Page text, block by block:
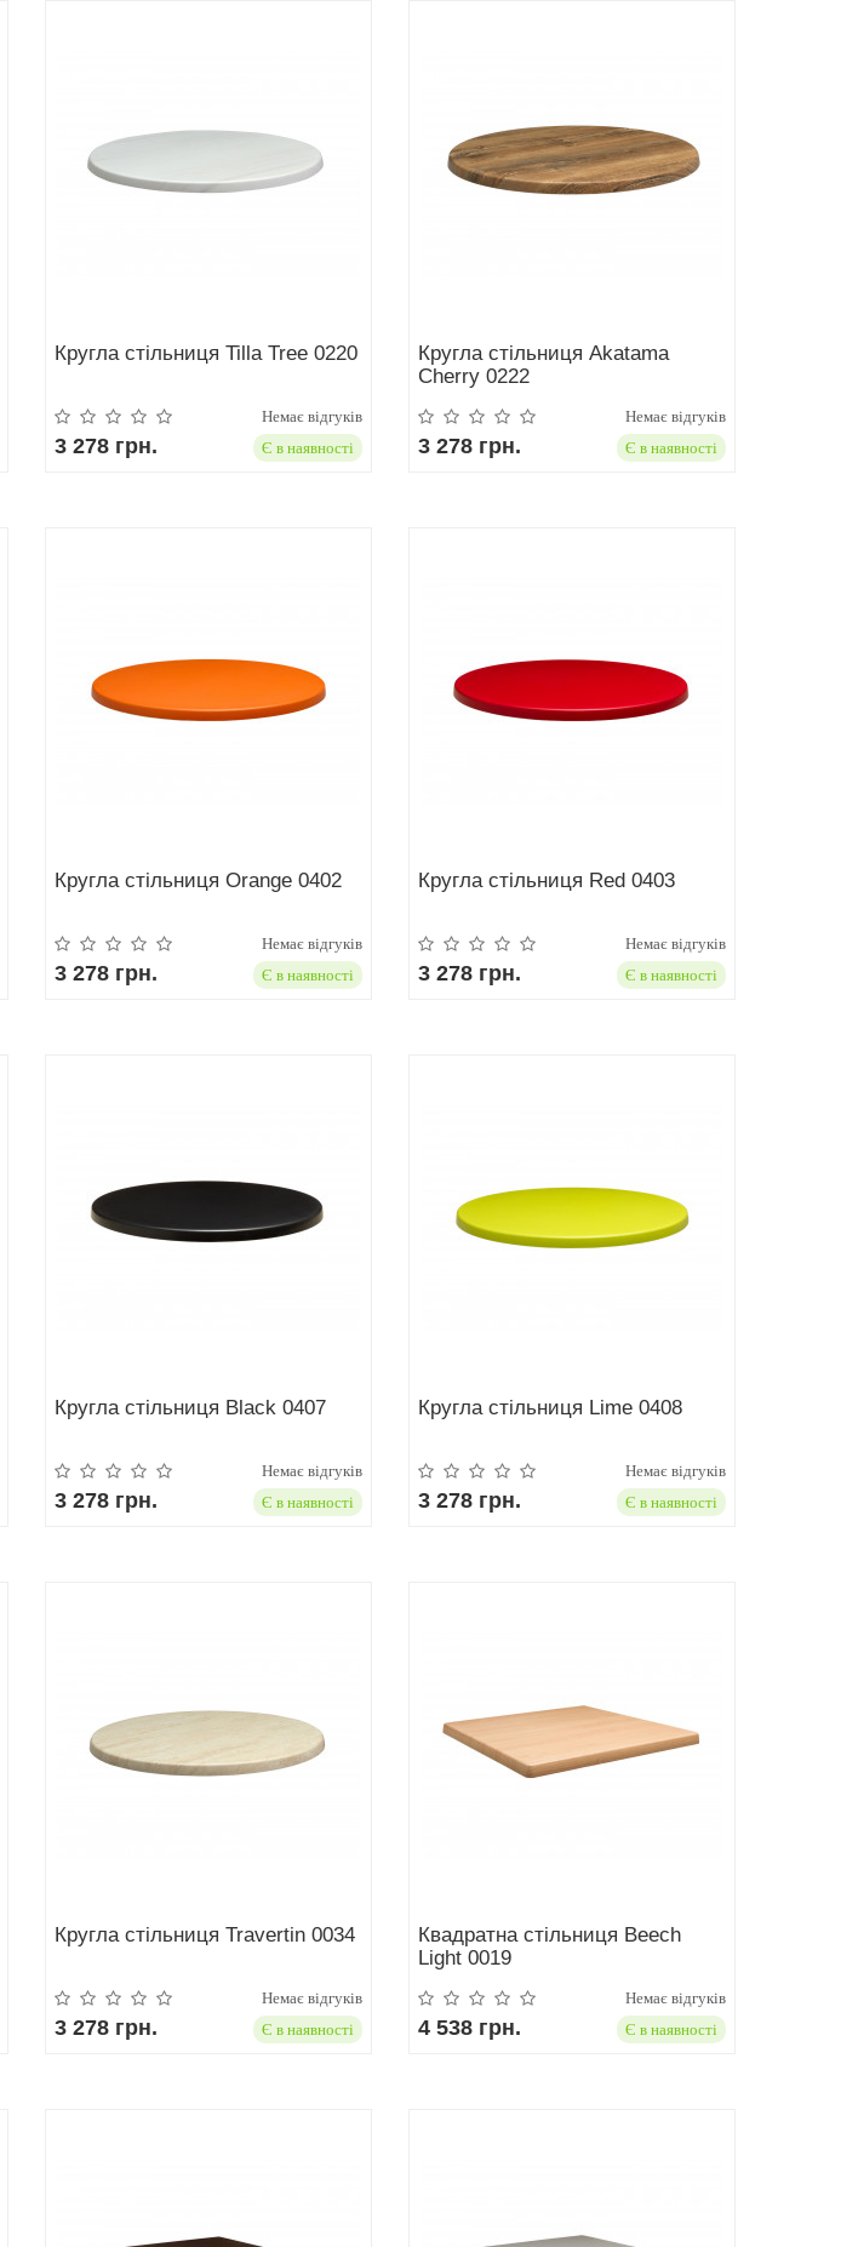
Кругла стільниця Tilla Tree 0220
Немає відгуків
3 278 грн. Є в наявності
Кругла стільниця Akatama
Cherry 0222
Немає відгуків
3 278 грн. Є в наявності
Кругла стільниця Orange 0402
Немає відгуків
3 278 грн. Є в наявності
Кругла стільниця Red 0403
Немає відгуків
3 278 грн. Є в наявності
Кругла стільниця Black 0407
Немає відгуків
3 278 грн. Є в наявності
Кругла стільниця Lime 0408
Немає відгуків
3 278 грн. Є в наявності
Кругла стільниця Travertin 0034
Немає відгуків
3 278 грн. Є в наявності
Квадратна стільниця Beech
Light 0019
Немає відгуків
4 538 грн. Є в наявності